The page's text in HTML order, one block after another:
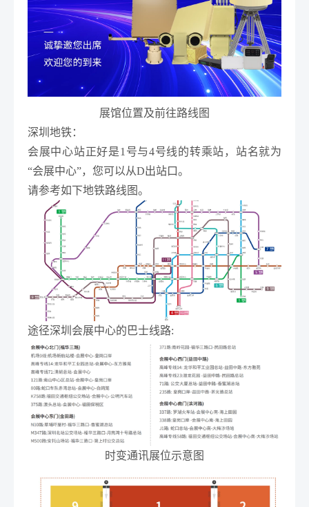
展馆位置及前往路线图
深圳地铁：
会展中心站正好是1号与4号线的转乘站，站名就为
“会展中心”，您可以从D出站口。
请参考如下地铁路线图。
途径深圳会展中心的巴士线路:
时变通讯展位示意图